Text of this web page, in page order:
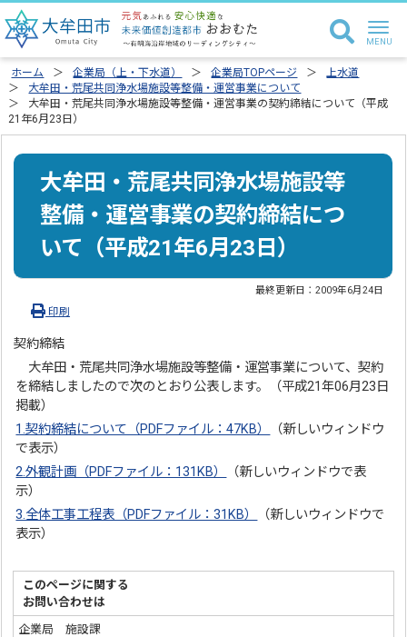
ホーム 企業局（上・下水道） 企業局TOPページ
上水道
大牟田・荒尾共同浄水場施設等整備・運営事業について
大牟田・荒尾共同浄水場施設等整備・運営事業の契約締結について（平成
21年6月23日）
大牟田・荒尾共同浄水場施設等
整備・運営事業の契約締結につ
いて（平成21年6月23日）
最終更新日：2009年6月24日
印刷
契約締結
大牟田・荒尾共同浄水場施設等整備・運営事業について、契約
を締結しましたので次のとおり公表します。（平成21年06月23日
掲載）
1.契約締結について（PDFファイル：47KB）
（新しいウィンドウ
で表示）
2.外観計画（PDFファイル：131KB）
（新しいウィンドウで表
示）
3.全体工事工程表（PDFファイル：31KB）
（新しいウィンドウで
表示）
このページに関する
お問い合わせは
企業局 施設課